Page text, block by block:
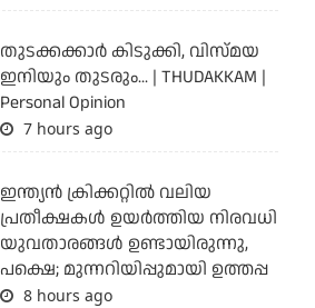
തുടക്കക്കാര്‍ കിടുക്കി, വിസ്മയ
ഇനിയും തുടരും... | THUDAKKAM |
Personal Opinion
7 hours ago
ഇന്ത്യന്‍ ക്രിക്കറ്റില്‍ വലിയ
പ്രതീക്ഷകള്‍ ഉയര്‍ത്തിയ നിരവധി
യുവതാരങ്ങള്‍ ഉണ്ടായിരുന്നു,
പക്ഷെ; മുന്നറിയിപ്പുമായി ഉത്തപ്പ
8 hours ago